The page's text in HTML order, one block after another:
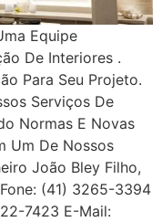
Equipe
De Interiores .
Para Seu Projeto.
Serviços De
Normas E Novas
Um De Nossos
João Bley Filho,
(41) 3265-3394
7423 E-Mail: